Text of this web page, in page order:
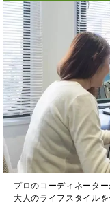
プロのコーディネータ
大人のライフスタイル